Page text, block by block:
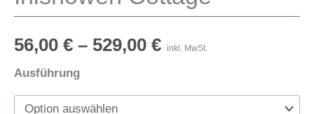
56,00 € – 529,00 € inkl. MwSt.
Ausführung